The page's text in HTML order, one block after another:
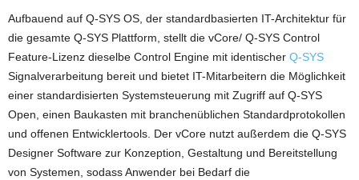
Aufbauend auf Q-SYS OS, der standardbasierten IT-Architektur für
die gesamte Q-SYS Plattform, stellt die vCore/ Q-SYS Control
Feature-Lizenz dieselbe Control Engine mit identischer Q-SYS
Signalverarbeitung bereit und bietet IT-Mitarbeitern die Möglichkeit
einer standardisierten Systemsteuerung mit Zugriff auf Q-SYS
Open, einen Baukasten mit branchenüblichen Standardprotokollen
und offenen Entwicklertools. Der vCore nutzt außerdem die Q-SYS
Designer Software zur Konzeption, Gestaltung und Bereitstellung
von Systemen, sodass Anwender bei Bedarf die